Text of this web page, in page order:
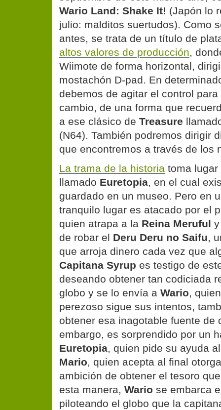
Wario Land: Shake It! (Japón lo
julio: malditos suertudos). Como
antes, se trata de un título de
altos valores de producción,
Wiimote de forma horizontal,
mostachón D-pad. En
debemos de agitar el control
cambio, de una forma que
a ese clásico de Treasure
(N64). También podremos dirigir
que encontremos a través de los
La trama de la historia toma
llamado Euretopia, en el cual
guardado en un museo. Pero en
tranquilo lugar es atacado por el
quien atrapa a la Reina Meruful
de robar el Deru Deru no Saifu,
que arroja dinero cada vez que
Capitana Syrup es testigo de
deseando obtener tan codiciada
globo y se lo envía a Wario,
perezoso sigue sus intentos,
obtener esa inagotable fuente de
embargo, es sorprendido por un
Euretopia, quien pide su ayuda
Mario, quien acepta al final
ambición de obtener el tesoro
esta manera, Wario se embarca
piloteando el globo que la